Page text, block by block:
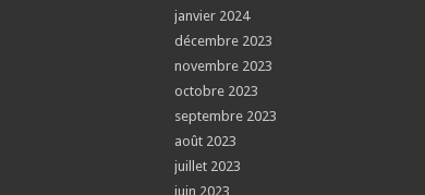
janvier 2024
décembre 2023
novembre 2023
octobre 2023
septembre 2023
août 2023
juillet 2023
juin 2023